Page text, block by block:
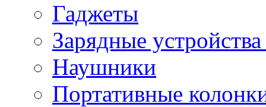
Гаджеты
Зарядные
Наушники
Портативные